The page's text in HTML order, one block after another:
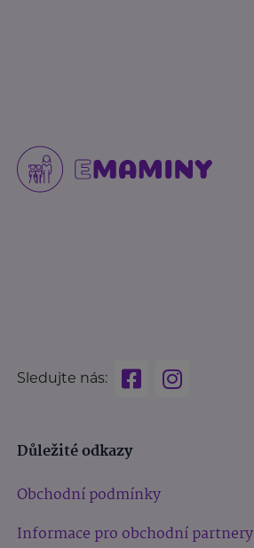
Sledujte nás:
Důležité odkazy
Obchodní podmínky
Informace pro obchodní partnery